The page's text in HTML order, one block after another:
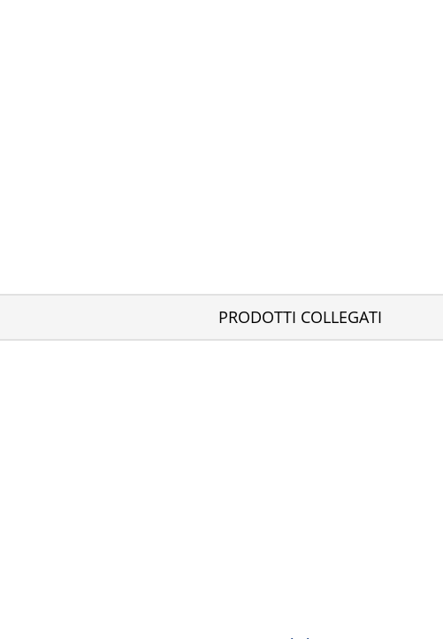
PRODOTTI COLLEGATI